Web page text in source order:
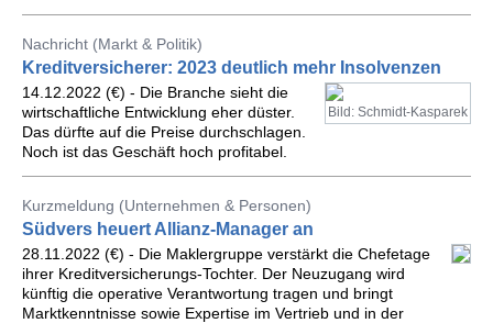
Nachricht (Markt & Politik)
Kreditversicherer: 2023 deutlich mehr Insolvenzen
Bild: Schmidt-Kasparek
14.12.2022 (€) - Die Branche sieht die
wirtschaftliche Entwicklung eher düster.
Das dürfte auf die Preise durchschlagen.
Noch ist das Geschäft hoch profitabel.
Kurzmeldung (Unternehmen & Personen)
Südvers heuert Allianz-Manager an
28.11.2022 (€) - Die Maklergruppe verstärkt die Chefetage
ihrer Kreditversicherungs-Tochter. Der Neuzugang wird
künftig die operative Verantwortung tragen und bringt
Marktkenntnisse sowie Expertise im Vertrieb und in der